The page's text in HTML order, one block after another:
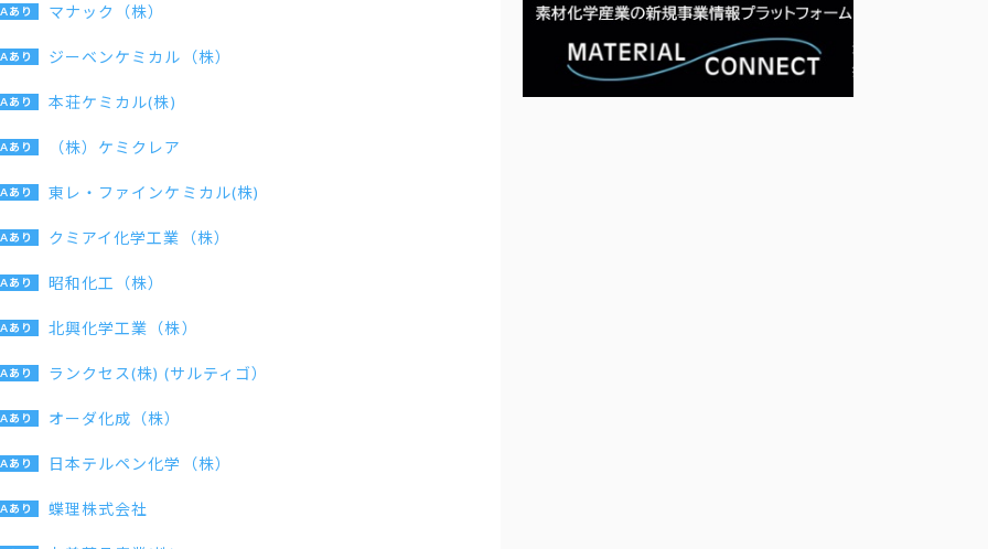
マナック（株）
ジーベンケミカル（株）
本荘ケミカル(株)
（株）ケミクレア
東レ・ファインケミカル(株)
クミアイ化学工業（株）
昭和化工（株）
北興化学工業（株）
ランクセス(株) (サルティゴ）
オーダ化成（株）
日本テルペン化学（株）
蝶理株式会社